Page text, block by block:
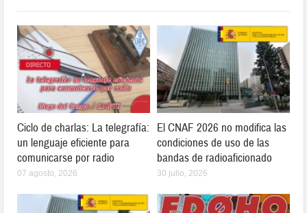
Ciclo de charlas: La telegrafía:
un lenguaje eficiente para
comunicarse por radio
07 agosto, 2026
El CNAF 2026 no modifica las
condiciones de uso de las
bandas de radioaficionado
30 julio, 2026